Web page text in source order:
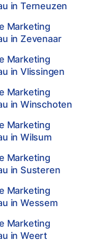
in Terneuzen
Marketing
in Zevenaar
Marketing
in Vlissingen
Marketing
in Winschoten
Marketing
in Wilsum
Marketing
in Susteren
Marketing
in Wessem
Marketing
in Weert